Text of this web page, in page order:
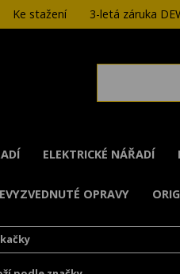
Ke stažení 3-letá záruka
ELEKTRICKÉ NÁŘADÍ
OPRAVY